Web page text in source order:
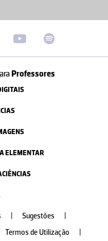
Professores
ELEMENTAR
Sugestões
Termos de Utilização